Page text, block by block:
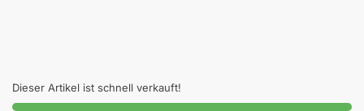
Dieser Artikel ist schnell verkauft!